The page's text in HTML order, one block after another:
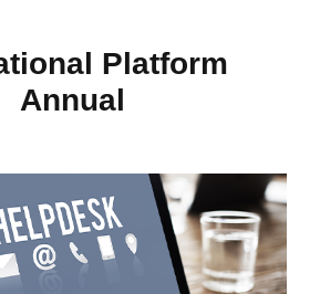
Platform
Annual